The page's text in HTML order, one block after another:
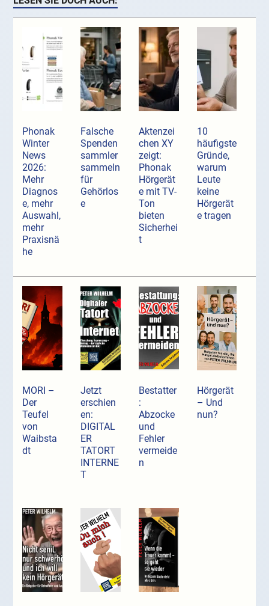
Phonak
Winter
News
2026:
Mehr
Diagnos
e, mehr
Auswahl,
mehr
Praxisnä
he
Falsche
Spenden
sammler
sammeln
für
Gehörlos
e
Aktenzei
chen XY
zeigt:
Phonak
Hörgerät
e mit TV-
Ton
bieten
Sicherhei
t
10
häufigste
Gründe,
warum
Leute
keine
Hörgerät
e tragen
MORI –
Der
Teufel
von
Waibsta
dt
Jetzt
erschien
en:
DIGITAL
ER
TATORT
INTERNE
T
Bestatter
:
Abzocke
und
Fehler
vermeide
n
Hörgerät
– Und
nun?